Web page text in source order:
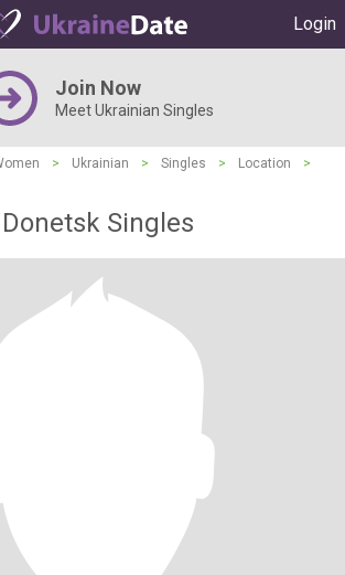
Login
Join Now
Meet Ukrainian Singles
> Ukrainian > Singles > Location
>
Donetsk Singles